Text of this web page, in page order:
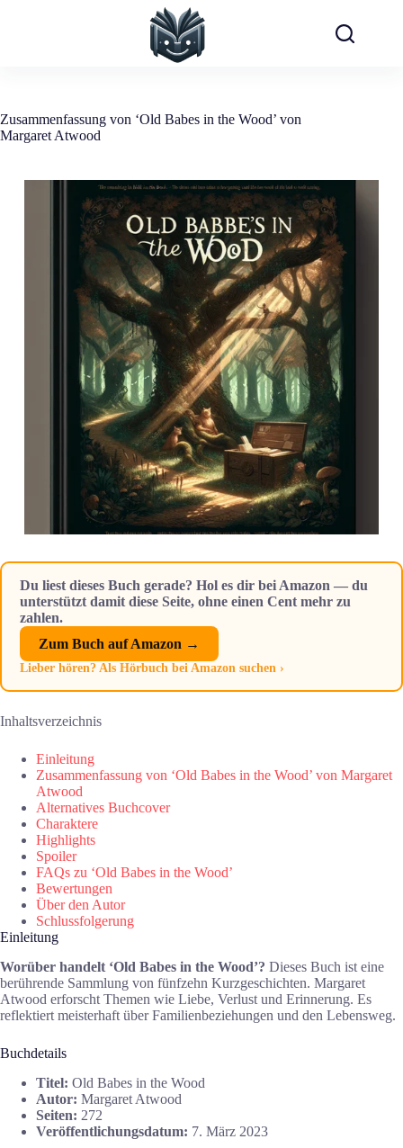
Zusammenfassung von ‘Old Babes in the Wood’ von
Margaret Atwood
Du liest dieses Buch gerade? Hol es dir bei Amazon — du
unterstützt damit diese Seite, ohne einen Cent mehr zu
zahlen.
Zum Buch auf Amazon →
Lieber hören? Als Hörbuch bei Amazon suchen ›
Inhaltsverzeichnis
Einleitung
Zusammenfassung von ‘Old Babes in the Wood’ von Margaret
Atwood
Alternatives Buchcover
Charaktere
Highlights
Spoiler
FAQs zu ‘Old Babes in the Wood’
Bewertungen
Über den Autor
Schlussfolgerung
Einleitung
Worüber handelt ‘Old Babes in the Wood’? Dieses Buch ist eine
berührende Sammlung von fünfzehn Kurzgeschichten. Margaret
Atwood erforscht Themen wie Liebe, Verlust und Erinnerung. Es
reflektiert meisterhaft über Familienbeziehungen und den Lebensweg.
Buchdetails
Titel: Old Babes in the Wood
Autor: Margaret Atwood
Seiten: 272
Veröffentlichungsdatum: 7. März 2023